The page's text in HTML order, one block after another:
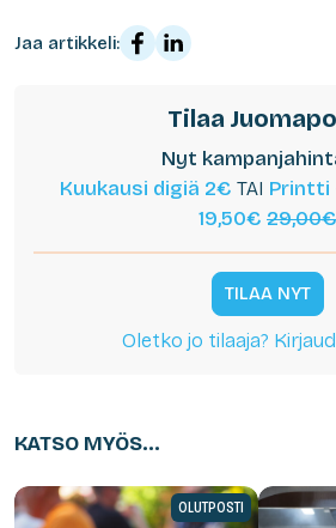
Jaa artikkeli:
Tilaa
Nyt
Kuukausi digiä 2€ TAI Printti
19,50€ 29,00€
TILAA NYT
Oletko jo tilaaja?
KATSO MYÖS...
OLUTPOSTI